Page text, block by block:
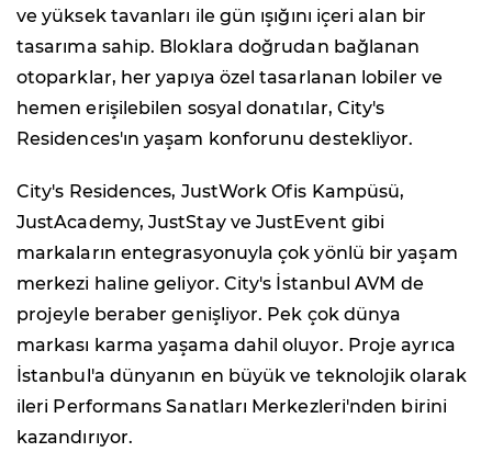
ve yüksek tavanları ile gün ışığını içeri alan bir
tasarıma sahip. Bloklara doğrudan bağlanan
otoparklar, her yapıya özel tasarlanan lobiler ve
hemen erişilebilen sosyal donatılar, City's
Residences'ın yaşam konforunu destekliyor.
City's Residences, JustWork Ofis Kampüsü,
JustAcademy, JustStay ve JustEvent gibi
markaların entegrasyonuyla çok yönlü bir yaşam
merkezi haline geliyor. City's İstanbul AVM de
projeyle beraber genişliyor. Pek çok dünya
markası karma yaşama dahil oluyor. Proje ayrıca
İstanbul'a dünyanın en büyük ve teknolojik olarak
ileri Performans Sanatları Merkezleri'nden birini
kazandırıyor.